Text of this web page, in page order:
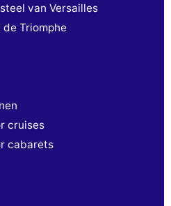
van Versailles
Triomphe
cruises
cabarets